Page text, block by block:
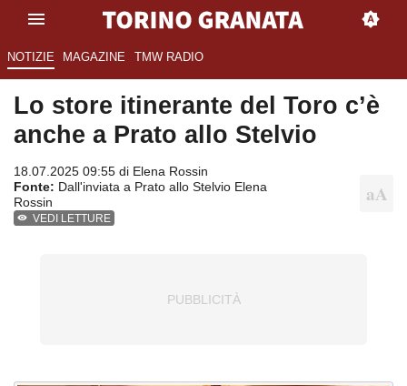
NOTIZIE MAGAZINE TMW RADIO
Lo store itinerante del Toro c’è
anche a Prato allo Stelvio
18.07.2025 09:55 di Elena Rossin
Fonte: Dall'inviata a Prato allo Stelvio Elena
Rossin
VEDI LETTURE